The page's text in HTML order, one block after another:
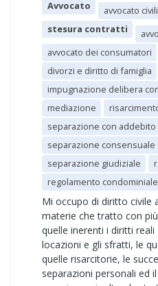
Avvocato
avvocato
stesura contratti
avvocato dei consumatori
divorzi e diritto di famiglia
impugnazione delibera
mediazione
separazione con addebito
separazione consensuale
separazione giudiziale
regolamento condominiale
Mi occupo di diritto civile
materie che tratto con
quelle inerenti i diritti reali
locazioni e gli sfratti, le
quelle risarcitorie, le
separazioni personali ed